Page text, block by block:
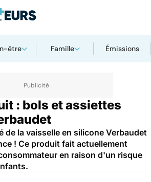
être Famille Émissions
: bols et assiettes
de la vaisselle en silicone Verbaudet
! Ce produit fait actuellement
en raison d'un risque